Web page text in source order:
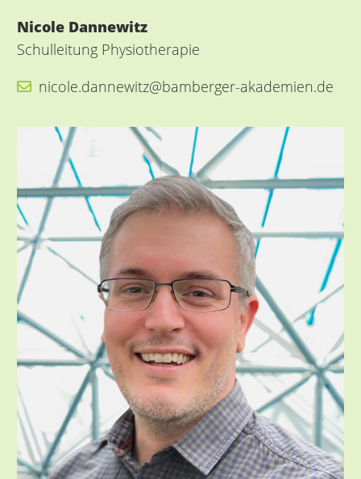
Nicole Dannewitz
Schulleitung Physiotherapie
nicole.dannewitz@bamberger-akademien.de